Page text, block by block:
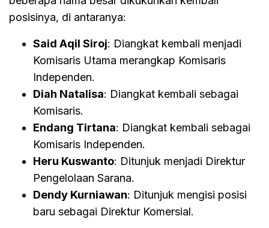
posisinya, di antaranya:
Said Aqil Siroj: Diangkat kembali menjadi
Komisaris Utama merangkap Komisaris
Independen.
Diah Natalisa: Diangkat kembali sebagai
Komisaris.
Endang Tirtana: Diangkat kembali sebagai
Komisaris Independen.
Heru Kuswanto: Ditunjuk menjadi Direktur
Pengelolaan Sarana.
Dendy Kurniawan: Ditunjuk mengisi posisi
baru sebagai Direktur Komersial.